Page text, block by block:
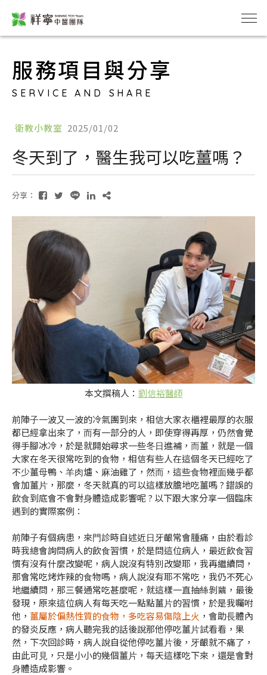
服務項目與分享
SERVICE AND SHARE
衛教小教室 2025/01/02
冬天到了，醫⽣我可以吃薑嗎？
分享：
本文撰稿人： 劉信裕醫師
前陣⼦⼀波⼜⼀波的冷氣團到來，相信⼤家⾐櫃裡最厚的⾐服
都已經拿出來了，⽽有⼀部分的⼈，即使穿得再厚，仍然會覺
得⼿腳冰冷，於是就開始尋求⼀些冬⽇進補，⽽薑，就是⼀個
⼤家在冬天很常吃到的⾷物，相信有些⼈在這個冬天已經吃了
不少薑⺟鴨、⽺⾁爐、⿇油雞了，然⽽，這些⾷物裡⾯幾乎都
會加薑⽚，那麼，冬天就真的可以這樣放膽地吃薑嗎 ? 錯誤的
飲⾷到底會不會對⾝體造成影響呢 ? 以下跟⼤家分享⼀個臨床
遇到的實際案例：
前陣⼦有個病患，來⾨診時⾃述近⽇⽛齦常會腫痛，由於看診
時我總會詢問病⼈的飲⾷習慣，於是問這位病⼈，最近飲⾷習
慣有沒有什麼改變呢，病⼈說沒有特別改變耶，我再繼續問，
那會常吃烤炸辣的⾷物嗎，病⼈說沒有耶不常吃，我仍不死⼼
地繼續問，那三餐通常吃甚麼呢，就這樣⼀直抽絲剝繭，最後
發現，原來這位病⼈有每天吃⼀點點薑⽚的習慣，於是我囑咐
他， 薑屬於偏熱性質的⾷物，多吃容易傷陰上⽕ ，會助⻑體內
的發炎反應，病⼈聽完我的話後說那他停吃薑⽚試看看，果
然，下次回診時，病⼈說⾃從他停吃薑⽚後，⽛齦就不痛了，
由此可⾒，只是⼩⼩的幾個薑⽚，每天這樣吃下來，還是會對
⾝體造成影響。